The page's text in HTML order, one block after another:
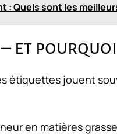
: Quels sont les
et
étiquettes jouent
en matières